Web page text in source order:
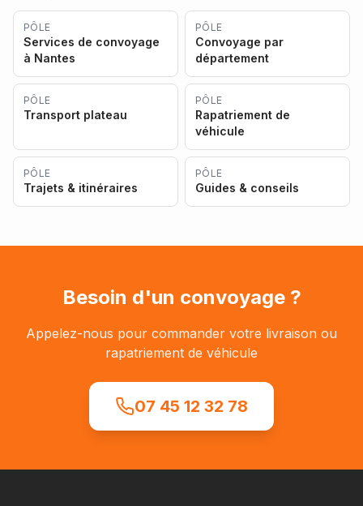
PÔLE
Services de convoyage
à Nantes
PÔLE
Convoyage par
département
PÔLE
Transport plateau
PÔLE
Rapatriement de
véhicule
PÔLE
Trajets & itinéraires
PÔLE
Guides & conseils
Besoin d'un convoyage ?
Appelez-nous pour commander votre livraison ou
rapatriement de véhicule
07 45 12 32 78